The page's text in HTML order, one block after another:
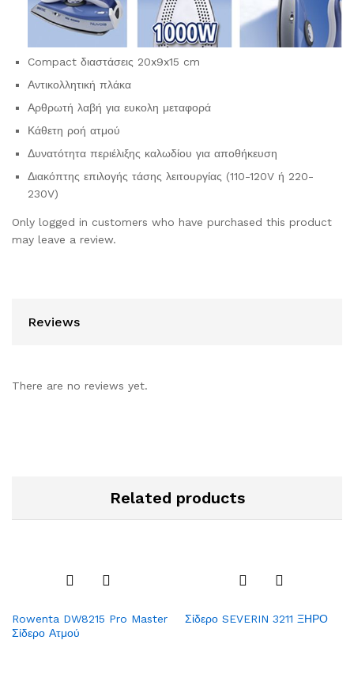
Compact διαστάσεις 20x9x15 cm
Αντικολλητική πλάκα
Αρθρωτή λαβή για ευκολη μεταφορά
Κάθετη ροή ατμού
Δυνατότητα περιέλιξης καλωδίου για αποθήκευση
Διακόπτης επιλογής τάσης λειτουργίας (110-120V ή 220-
230V)
Only logged in customers who have purchased this product
may leave a review.
Reviews
There are no reviews yet.
Related products
to
Rowenta DW8215 Pro Master
Σίδερο Ατμού
to
Σίδερο SEVERIN 3211 ΞΗΡΟ